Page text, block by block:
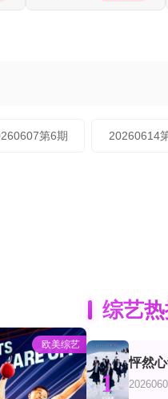
第6期 20260614
欧美综艺
综艺
1
怦然